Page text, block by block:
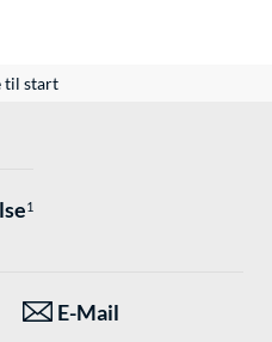
til start
1
E-Mail